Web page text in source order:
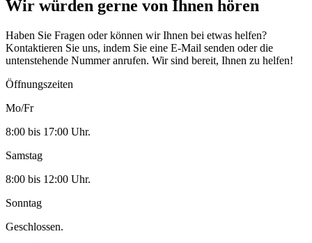
Wir würden gerne von Ihnen hören
Haben Sie Fragen oder können wir Ihnen bei etwas helfen?
Kontaktieren Sie uns, indem Sie eine E-Mail senden oder die
untenstehende Nummer anrufen. Wir sind bereit, Ihnen zu helfen!
Öffnungszeiten
Mo/Fr
8:00 bis 17:00 Uhr.
Samstag
8:00 bis 12:00 Uhr.
Sonntag
Geschlossen.